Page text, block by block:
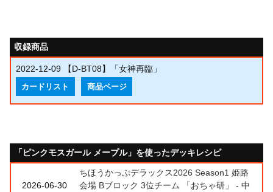
収録商品
2022-12-09 【D-BT08】「女神再臨」
カードリスト 商品ページ
「ピンクモスガール メープル」を使ったデッキレシピ
2026-06-30
ちほうかっぷデラックス2026 Season1 姫路
会場 Bブロック 3位チーム 「おちゃ研」 - 中